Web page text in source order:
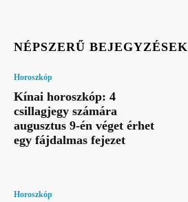
NÉPSZERŰ BEJEGYZÉSEK
Horoszkóp
Kínai horoszkóp: 4
csillagjegy számára
augusztus 9-én véget érhet
egy fájdalmas fejezet
Horoszkóp